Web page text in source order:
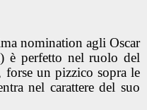
nomination agli Oscar
è perfetto nel ruolo del
un pizzico sopra le
nel carattere del suo